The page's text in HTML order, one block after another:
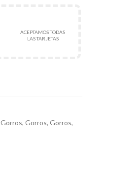
ACEPTAMOS TODAS
LAS TARJETAS
Gorros, Gorros, Gorros,